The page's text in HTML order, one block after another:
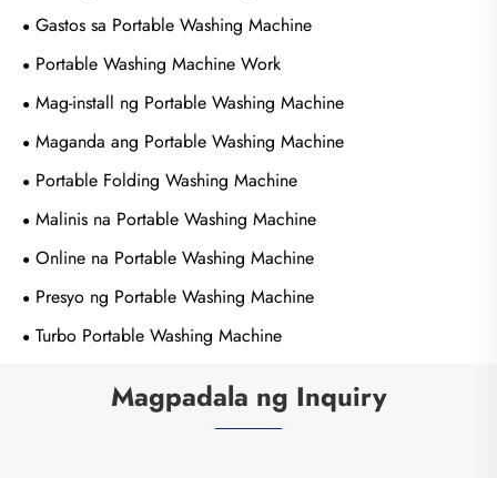
Gastos sa Portable Washing Machine
Portable Washing Machine Work
Mag-install ng Portable Washing Machine
Maganda ang Portable Washing Machine
Portable Folding Washing Machine
Malinis na Portable Washing Machine
Online na Portable Washing Machine
Presyo ng Portable Washing Machine
Turbo Portable Washing Machine
Magpadala ng Inquiry